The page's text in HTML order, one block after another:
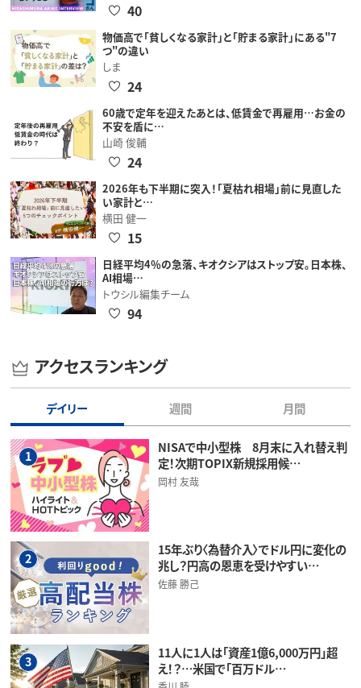
40
物価高で「貧しくなる家計」と「貯まる家計」にある"7
つ"の違い
しま
24
60歳で定年を迎えたあとは、低賃金で再雇用…お金の
不安を盾に…
山崎 俊輔
24
2026年も下半期に突入！「夏枯れ相場」前に見直した
い家計と…
横田 健一
15
日経平均4％の急落、キオクシアはストップ安。日本株、
AI相場…
トウシル編集チーム
94
アクセスランキング
デイリー 週間 月間
1
NISAで中小型株 8月末に入れ替え判
定！次期TOPIX新規採用候…
岡村 友哉
2
15年ぶり〈為替介入〉でドル円に変化の
兆し？円高の恩恵を受けやすい…
佐藤 勝己
3
11人に1人は「資産1億6,000万円」超
え！？…米国で「百万ドル…